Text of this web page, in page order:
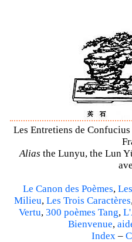
Les Entretiens de
Alias the Lunyu, the Lun
Le Canon des Poèmes,
Milieu, Les Trois Caractères
Vertu, 300 poèmes Tang,
Bienvenue,
Index –